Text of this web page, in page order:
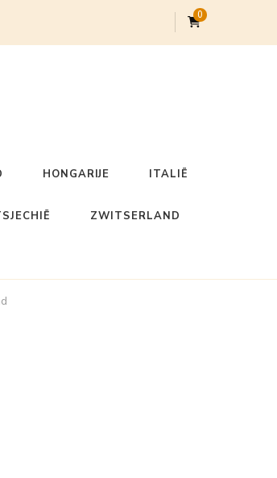
0
HONGARIJE ITALIË
ZWITSERLAND